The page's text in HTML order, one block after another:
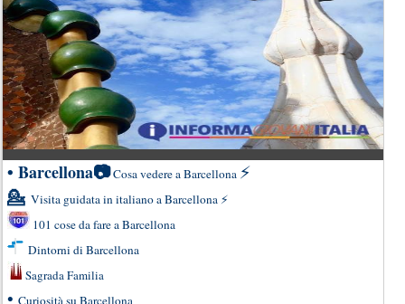
• Barcellona📷Cosa vedere a Barcellona ⚡
💁 Visita guidata in italiano a Barcellona ⚡
101 cose da fare a Barcellona
Dintorni di Barcellona
Sagrada Familia
• Curiosità su Barcellona